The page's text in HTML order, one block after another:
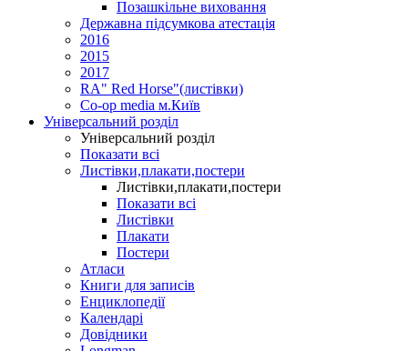
Позашкільне виховання
Державна підсумкова атестація
2016
2015
2017
RA" Red Horse"(листівки)
Co-op media м.Київ
Універсальний розділ
Універсальний розділ
Показати всі
Листівки,плакати,постери
Листівки,плакати,постери
Показати всі
Листівки
Плакати
Постери
Атласи
Книги для записів
Енциклопедії
Календарі
Довідники